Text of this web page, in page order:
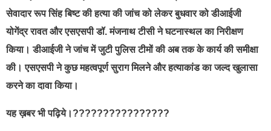
सेवादार रूप सिंह बिष्ट की हत्या की जांच को लेकर बुधवार को डीआईजी
योगेंद्र रावत और एसएसपी डॉ. मंजनाथ टीसी ने घटनास्थल का निरीक्षण
किया। डीआईजी ने जांच में जुटी पुलिस टीमों की अब तक के कार्य की समीक्षा
की। एसएसपी ने कुछ महत्वपूर्ण सुराग मिलने और हत्याकांड का जल्द खुलासा
करने का दावा किया।
यह ख़बर भी पढ़िये।????????????????